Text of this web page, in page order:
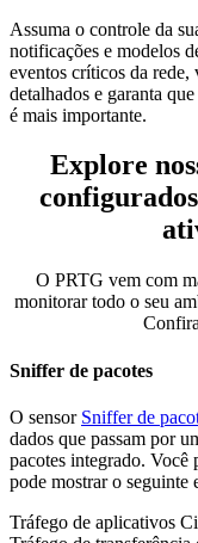
Assuma o controle da
notificações e modelos
eventos críticos da
detalhados e garanta
é mais importante.
Explore
O PRTG vem com
monitorar todo o seu
Sniffer de pacotes
O sensor Sniffer de
dados que passam por
pacotes integrado. Você
pode mostrar o seguinte
Tráfego de aplicativos